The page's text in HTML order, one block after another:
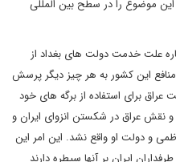
این موضوع را در سطح بین المللی
علت خدمت دولت های بغداد از
منافع این کشور به هر چیز دیگر پرسش
برای استفاده از برگه های خود
نقش عراق در شکستن انزوای ایران و
و دولت او واقع نشد. این امر این
ایران بر آنها سیطره دارند